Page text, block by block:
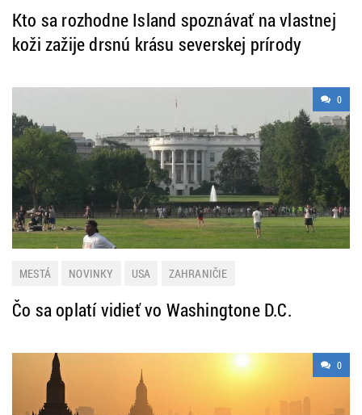
Kto sa rozhodne Island spoznávať na vlastnej
koži zažije drsnú krásu severskej prírody
0
MESTÁ NOVINKY USA ZAHRANIČIE
Čo sa oplatí vidieť vo Washingtone D.C.
0